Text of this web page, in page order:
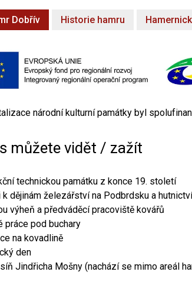
Dobřív Historie hamru
národní kulturní památky byl
můžete vidět / zažít
technickou památku z konce 19. století
dějinám železářství na Podbrdsku a
výheň a předváděcí pracoviště kovářů
práce pod buchary
na kovadlině
den
Jindřicha Mošny (nachází se mimo areál